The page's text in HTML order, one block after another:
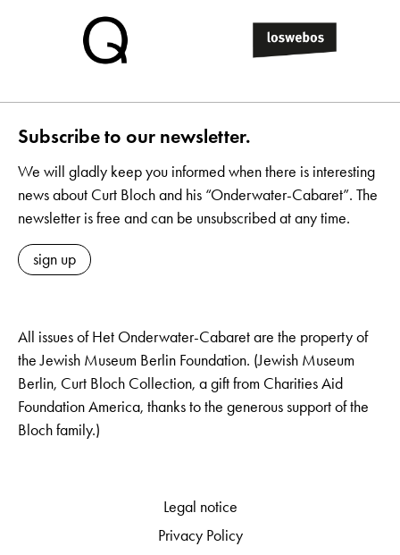
Subscribe to our newsletter.
We will gladly keep you informed when there is interesting
news about Curt Bloch and his “Onderwater-Cabaret”. The
newsletter is free and can be unsubscribed at any time.
sign up
All issues of Het Onderwater-Cabaret are the property of
the Jewish Museum Berlin Foundation. (Jewish Museum
Berlin, Curt Bloch Collection, a gift from Charities Aid
Foundation America, thanks to the generous support of the
Bloch family.)
Legal notice
Privacy Policy